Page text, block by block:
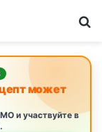
может
и участвуйте в